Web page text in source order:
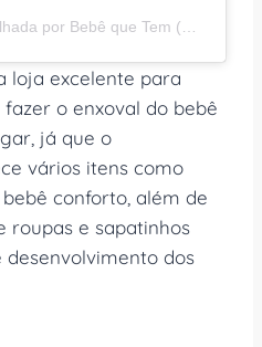
loja excelente para
o enxoval do bebê
já que o
vários itens como
conforto, além de
roupas e sapatinhos
desenvolvimento dos